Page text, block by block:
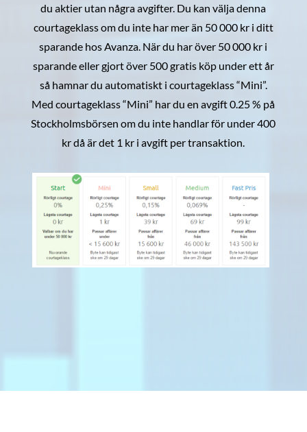
du aktier utan några avgifter. Du kan välja denna
courtageklass om du inte har mer än 50 000 kr i ditt
sparande hos Avanza. När du har över 50 000 kr i
sparande eller gjort över 500 gratis köp under ett år
så hamnar du automatiskt i courtageklass “Mini”.
Med courtageklass “Mini” har du en avgift 0.25 % på
Stockholmsbörsen om du inte handlar för under 400
kr då är det 1 kr i avgift per transaktion.